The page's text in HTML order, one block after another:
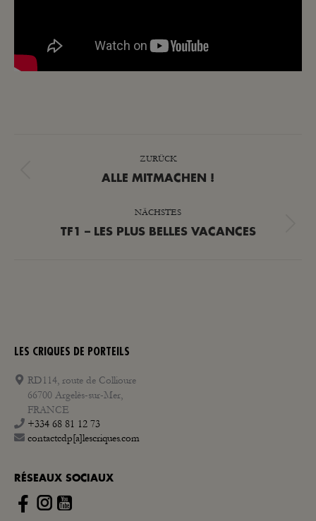
ZURÜCK
Vorheriger
ALLE MITMACHEN !
NÄCHSTES
Nächster
TF1 – LES PLUS BELLES VACANCES
LES CRIQUES DE PORTEILS
RD114, route de Collioure
66700 Argelès-sur-Mer,
FRANCE
+334 68 81 12 73
contactcdp[a]lescriques.com
RÉSEAUX SOCIAUX
Instagram